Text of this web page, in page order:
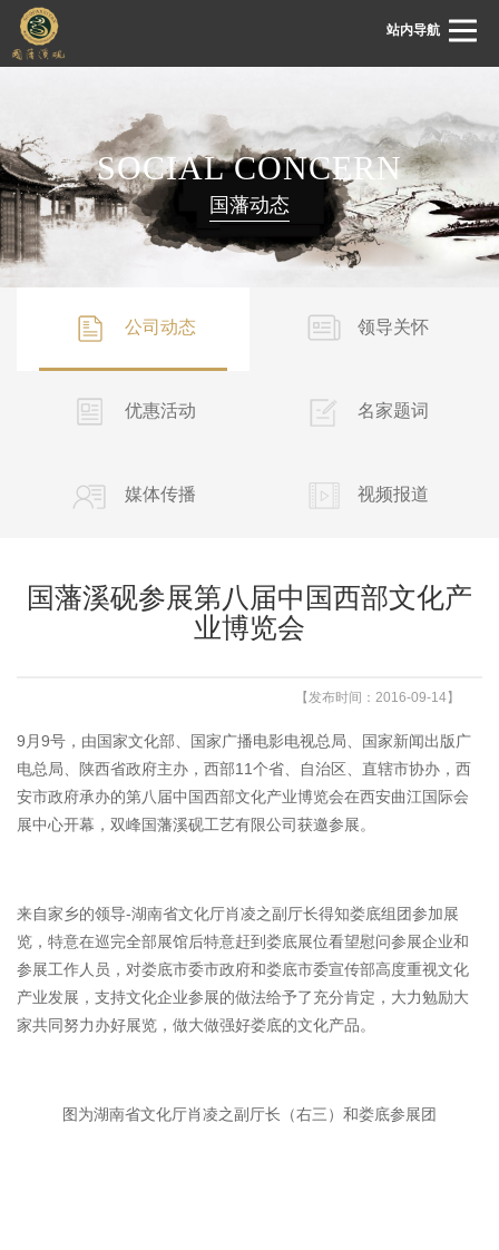
站内导航
关于国藩
国藩动态
溪砚展厅
客服中心
SOCIAL CONCERN
国藩动态
公司动态 领导关怀
优惠活动 名家题词
媒体传播 视频报道
国藩溪砚参展第八届中国西部文化产
业博览会
【发布时间：2016-09-14】
9月9号，由国家文化部、国家广播电影电视总局、国家新闻出版广
电总局、陕西省政府主办，西部11个省、自治区、直辖市协办，西
安市政府承办的第八届中国西部文化产业博览会在西安曲江国际会
展中心开幕，双峰国藩溪砚工艺有限公司获邀参展。
来自家乡的领导-湖南省文化厅肖凌之副厅长得知娄底组团参加展
览，特意在巡完全部展馆后特意赶到娄底展位看望慰问参展企业和
参展工作人员，对娄底市委市政府和娄底市委宣传部高度重视文化
产业发展，支持文化企业参展的做法给予了充分肯定，大力勉励大
家共同努力办好展览，做大做强好娄底的文化产品。
图为湖南省文化厅肖凌之副厅长（右三）和娄底参展团